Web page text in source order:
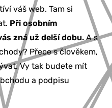
váš web. Tam si
Při osobním
zná už delší dobu.A s
Přece s člověkem,
Vy tak budete mít
a podpisu